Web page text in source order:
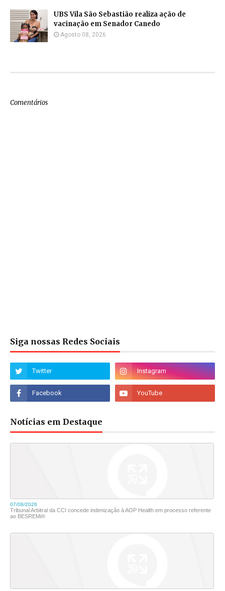
UBS Vila São Sebastião realiza ação de
vacinação em Senador Canedo
Agosto 08, 2026
Comentários
Siga nossas Redes Sociais
Notícias em Destaque